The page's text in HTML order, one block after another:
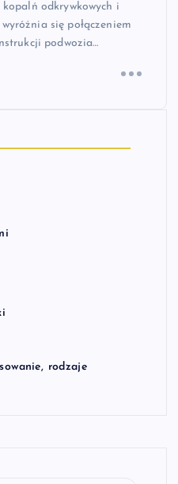
odkrywkowych i
się połączeniem
podwozia…
rodzaje